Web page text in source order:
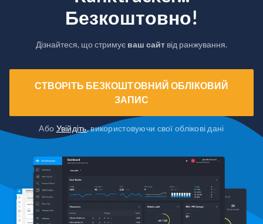
Безкоштовно!
Дізнайтеся, що стримує ваш сайт від ранжування.
СТВОРІТЬ БЕЗКОШТОВНИЙ ОБЛІКОВИЙ
ЗАПИС
Або Увійдіть, використовуючи свої облікові дані